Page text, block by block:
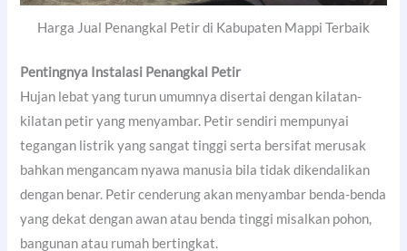
Harga Jual Penangkal Petir di Kabupaten Mappi Terbaik
Pentingnya Instalasi Penangkal Petir
Hujan lebat yang turun umumnya disertai dengan kilatan-
kilatan petir yang menyambar. Petir sendiri mempunyai
tegangan listrik yang sangat tinggi serta bersifat merusak
bahkan mengancam nyawa manusia bila tidak dikendalikan
dengan benar. Petir cenderung akan menyambar benda-benda
yang dekat dengan awan atau benda tinggi misalkan pohon,
bangunan atau rumah bertingkat.